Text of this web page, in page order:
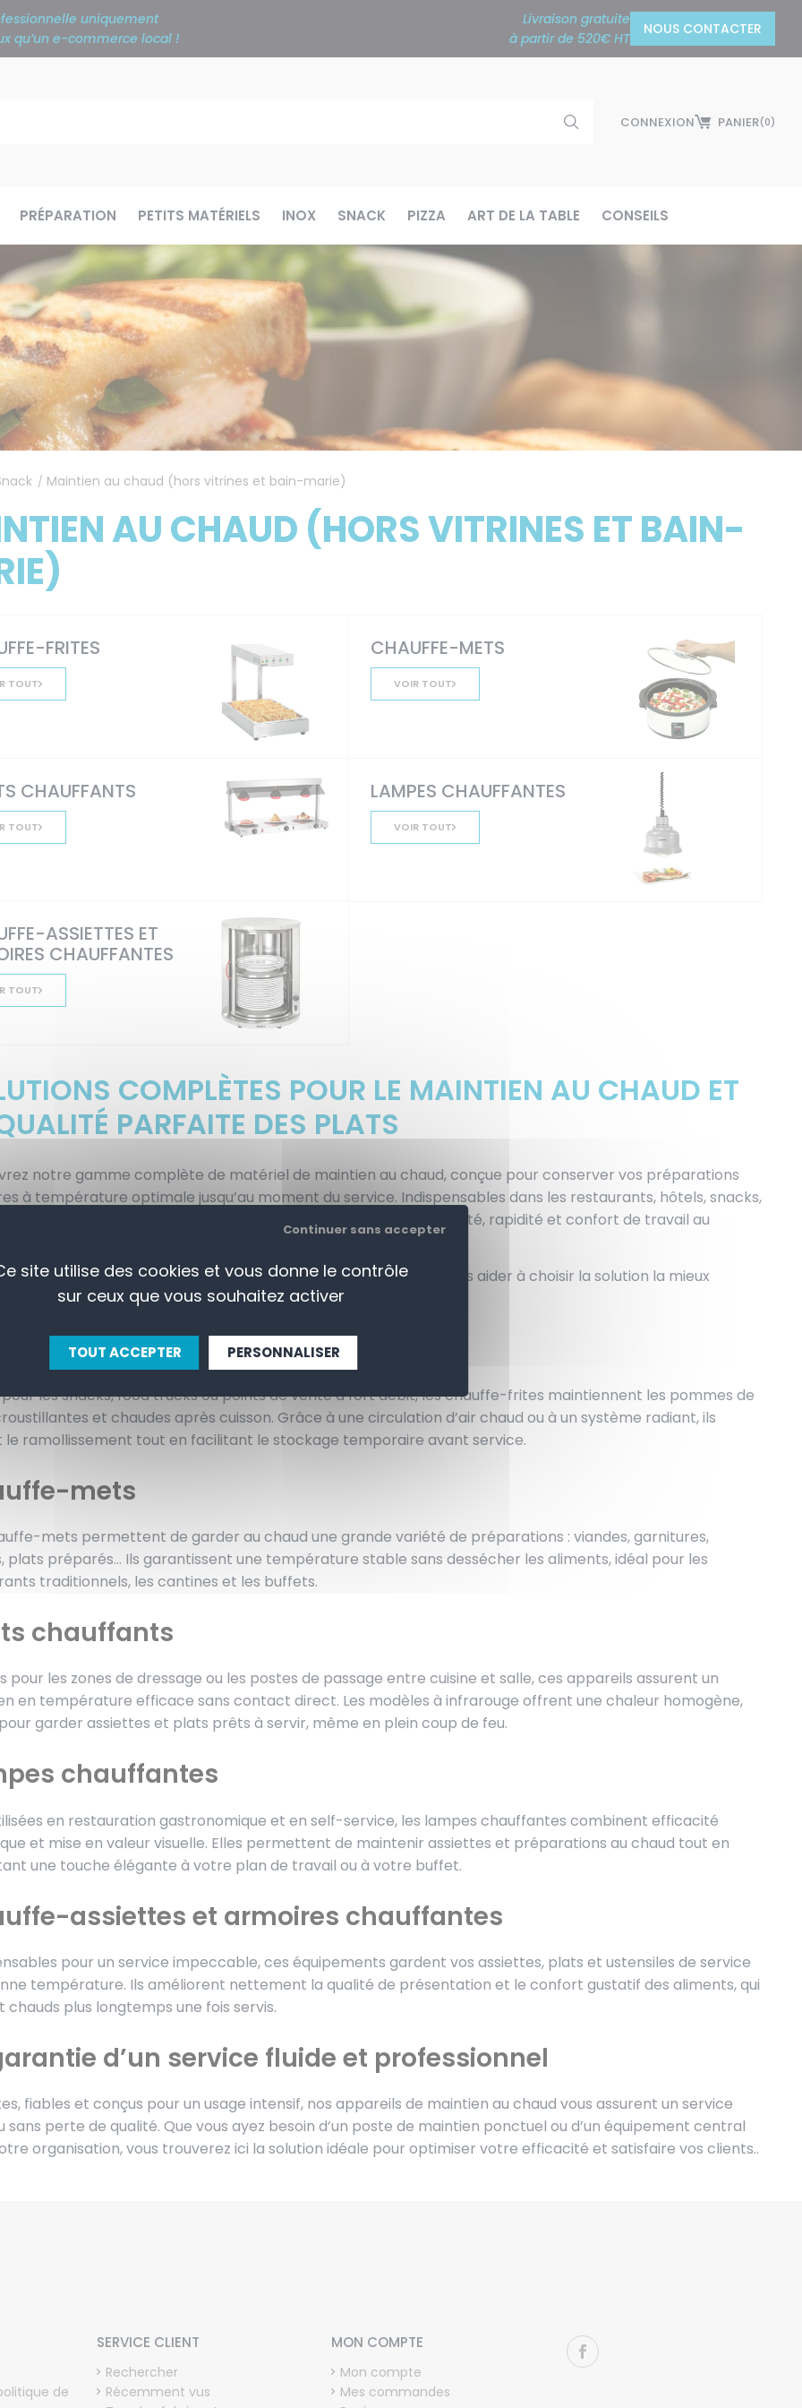
uniquement
qu’un e-commerce local !
Livraison gratuite
à partir de 520€ HT
NOUS CONTACTER
CONNEXION PANIER(0)
PRÉPARATION PETITS MATÉRIELS INOX SNACK PIZZA ART DE LA TABLE CONSEILS
/ Maintien au chaud (hors vitrines et bain-marie)
AU CHAUD (HORS VITRINES ET BAIN-
FRITES
TOUT
CHAUFFE-METS
VOIR TOUT
CHAUFFANTS
TOUT
LAMPES CHAUFFANTES
VOIR TOUT
ASSIETTES ET
CHAUFFANTES
TOUT
COMPLÈTES POUR LE MAINTIEN AU CHAUD ET
PARFAITE DES PLATS
notre gamme complète de matériel de maintien au chaud, conçue pour conserver vos préparations
à température optimale jusqu’au moment du service. Indispensables dans les restaurants, hôtels, snacks,
boulangeries ou collectivités, ces équipements garantissent qualité, rapidité et confort de travail au
catégorie regroupe les appareils de maintien au chaud, afin de vous aider à choisir la solution la mieux
à votre activité :
frites
pour les snacks, food trucks ou points de vente à fort débit, les chauffe-frites maintiennent les pommes de
et chaudes après cuisson. Grâce à une circulation d’air chaud ou à un système radiant, ils
le ramollissement tout en facilitant le stockage temporaire avant service.
mets
mets permettent de garder au chaud une grande variété de préparations : viandes, garnitures,
plats préparés… Ils garantissent une température stable sans dessécher les aliments, idéal pour les
traditionnels, les cantines et les buffets.
chauffants
pour les zones de dressage ou les postes de passage entre cuisine et salle, ces appareils assurent un
en température efficace sans contact direct. Les modèles à infrarouge offrent une chaleur homogène,
garder assiettes et plats prêts à servir, même en plein coup de feu.
chauffantes
en restauration gastronomique et en self-service, les lampes chauffantes combinent efficacité
et mise en valeur visuelle. Elles permettent de maintenir assiettes et préparations au chaud tout en
une touche élégante à votre plan de travail ou à votre buffet.
assiettes et armoires chauffantes
pour un service impeccable, ces équipements gardent vos assiettes, plats et ustensiles de service
température. Ils améliorent nettement la qualité de présentation et le confort gustatif des aliments, qui
chauds plus longtemps une fois servis.
d’un service fluide et professionnel
fiables et conçus pour un usage intensif, nos appareils de maintien au chaud vous assurent un service
sans perte de qualité. Que vous ayez besoin d’un poste de maintien ponctuel ou d’un équipement central
organisation, vous trouverez ici la solution idéale pour optimiser votre efficacité et satisfaire vos clients..
de
SERVICE CLIENT
Rechercher
Récemment vus
MON COMPTE
Mon compte
Mes commandes
site utilise des cookies et vous donne le contrôle
sur ceux que vous souhaitez activer
TOUT ACCEPTER
Continuer sans accepter
PERSONNALISER